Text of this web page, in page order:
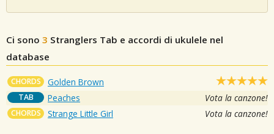
Ci sono 3 Stranglers Tab e accordi di ukulele nel
database
CHORDS Golden Brown
TAB Peaches Vota la canzone!
CHORDS Strange Little Girl Vota la canzone!